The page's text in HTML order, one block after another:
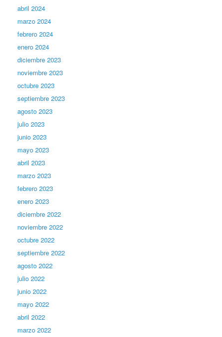
abril 2024
marzo 2024
febrero 2024
enero 2024
diciembre 2023
noviembre 2023
octubre 2023
septiembre 2023
agosto 2023
julio 2023
junio 2023
mayo 2023
abril 2023
marzo 2023
febrero 2023
enero 2023
diciembre 2022
noviembre 2022
octubre 2022
septiembre 2022
agosto 2022
julio 2022
junio 2022
mayo 2022
abril 2022
marzo 2022